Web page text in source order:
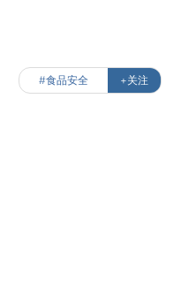
#食品安全 +关注